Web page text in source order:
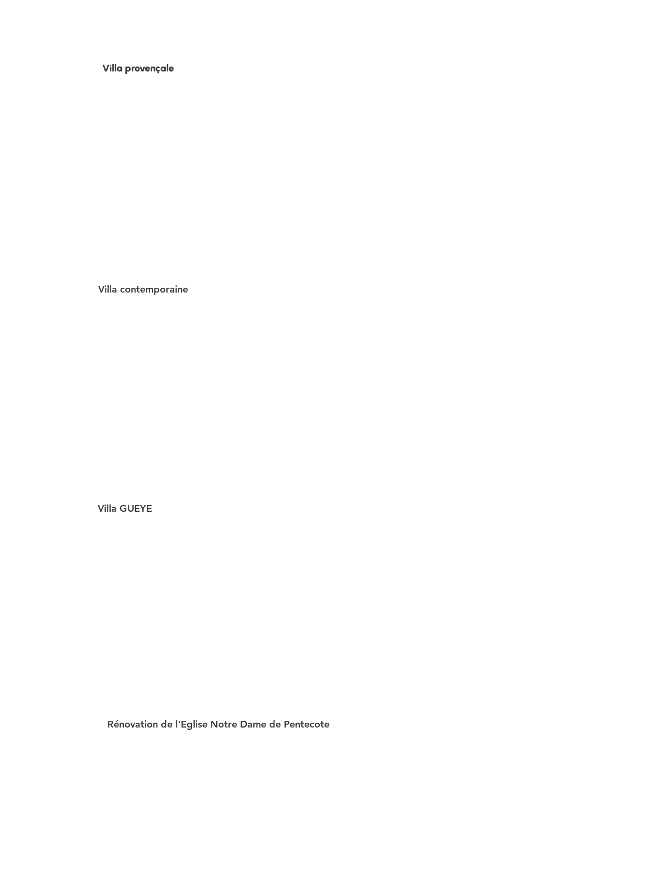
Villa provençale
Villa contemporaine
Villa GUEYE
Rénovation de l'Eglise Notre Dame de Pentecote